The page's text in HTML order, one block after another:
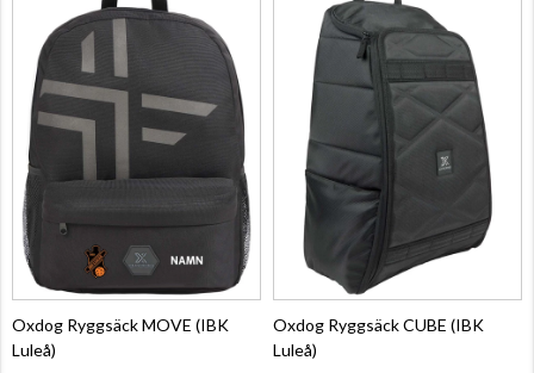
Oxdog Ryggsäck MOVE (IBK
Luleå)
Oxdog Ryggsäck CUBE (IBK
Luleå)